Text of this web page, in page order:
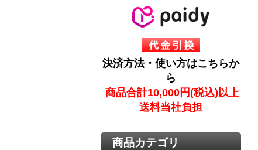
決済方法・使い方はこちらか
ら
商品合計10,000円(税込)以上
送料当社負担
商品カテゴリ